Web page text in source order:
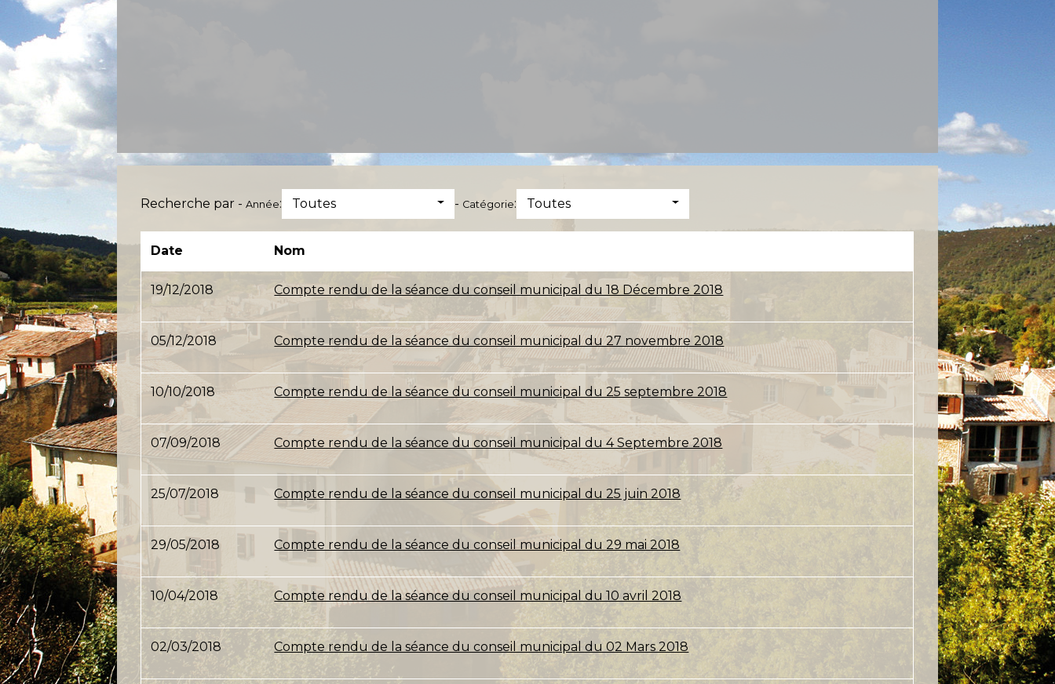
Recherche par -Année: Toutes - Catégorie: Toutes
Date Nom
19/12/2018 Compte rendu de la séance du conseil municipal du 18 Décembre 2018
05/12/2018 Compte rendu de la séance du conseil municipal du 27 novembre 2018
10/10/2018 Compte rendu de la séance du conseil municipal du 25 septembre 2018
07/09/2018 Compte rendu de la séance du conseil municipal du 4 Septembre 2018
25/07/2018 Compte rendu de la séance du conseil municipal du 25 juin 2018
29/05/2018 Compte rendu de la séance du conseil municipal du 29 mai 2018
10/04/2018 Compte rendu de la séance du conseil municipal du 10 avril 2018
02/03/2018 Compte rendu de la séance du conseil municipal du 02 Mars 2018